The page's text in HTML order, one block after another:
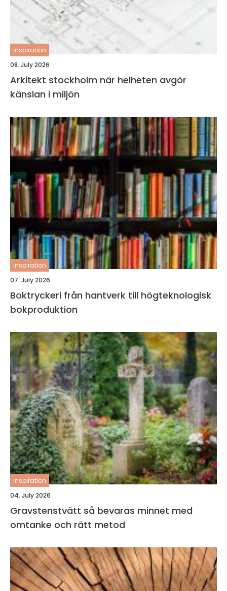
inspiration
08. July 2026
Arkitekt stockholm när helheten avgör
känslan i miljön
inspiration
07. July 2026
Boktryckeri från hantverk till högteknologisk
bokproduktion
inspiration
04. July 2026
Gravstenstvätt så bevaras minnet med
omtanke och rätt metod